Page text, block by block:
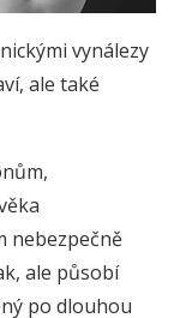
vynálezy
ale také
nebezpečně
ale působí
po dlouhou